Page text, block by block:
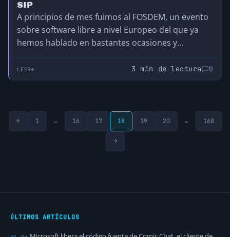
SIP
A principios de mes fuimos al FOSDEM, un evento
sobre software libre a nivel Europeo del que ya
hemos hablado en bastantes ocasiones y
Communications) en el que pudimos aprender y
tomarle bastante el pulso a muchas de las
conferencias relativas a la monitorización de
trazas VoIP.
LEER 3 min de lectura 0
← 1 … 16 17 18 19 20 … 168
→
ÚLTIMOS ARTÍCULOS